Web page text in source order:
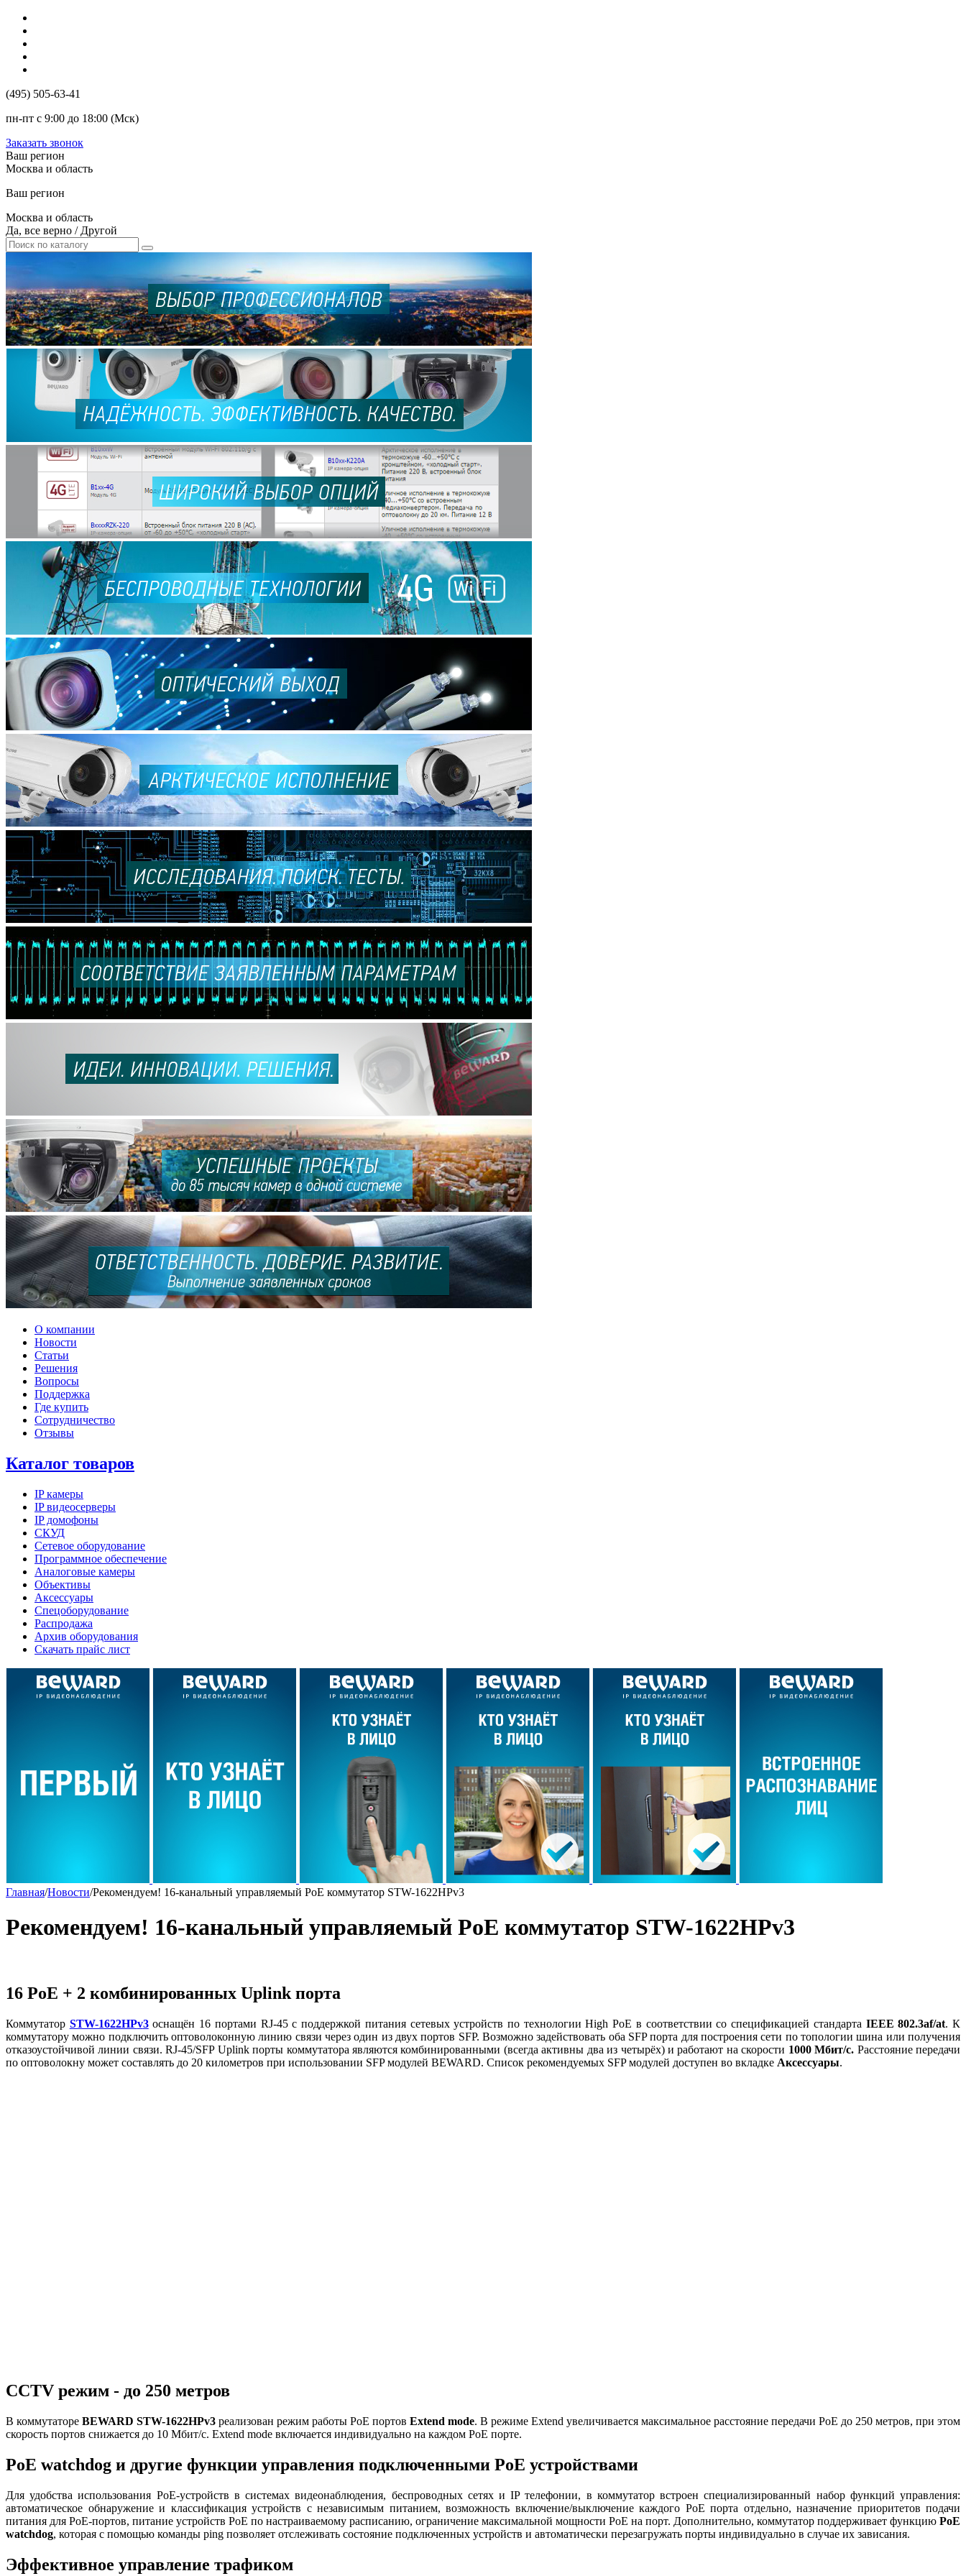
(495) 505-63-41
пн-пт с 9:00 до 18:00 (Мск)
Заказать звонок
Ваш регион
Москва и область
Ваш регион
Москва и область
Да, все верно / Другой
О компании
Новости
Статьи
Решения
Вопросы
Поддержка
Где купить
Сотрудничество
Отзывы
Каталог товаров
IP камеры
IP видеосерверы
IP домофоны
СКУД
Сетевое оборудование
Программное обеспечение
Аналоговые камеры
Объективы
Аксессуары
Спецоборудование
Распродажа
Архив оборудования
Скачать прайс лист
Главная/Новости/Рекомендуем! 16-канальный управляемый PoE коммутатор STW-1622HPv3
Рекомендуем! 16-канальный управляемый PoE коммутатор STW-1622HPv3
16 PoE + 2 комбинированных Uplink порта
Коммутатор STW-1622HPv3оснащён 16 портами RJ-45 с поддержкой питания сетевых устройств по технологии High PoE в соответствии со спецификацией стандарта IEEE 802.3af/at. К
коммутатору можно подключить оптоволоконную линию связи через один из двух портов SFP. Возможно задействовать оба SFP порта для построения сети по топологии шина или получения
отказоустойчивой линии связи. RJ-45/SFP Uplink порты коммутатора являются комбинированными (всегда активны два из четырёх) и работают на скорости 1000 Мбит/с. Расстояние передачи
по оптоволокну может составлять до 20 километров при использовании SFP модулей BEWARD. Список рекомендуемых SFP модулей доступен во вкладке Аксессуары.
CCTV режим - до 250 метров
В коммутаторе BEWARD STW-1622HPv3 реализован режим работы PoE портов Extend mode. В режиме Extend увеличивается максимальное расстояние передачи PoE до 250 метров, при этом
скорость портов снижается до 10 Мбит/с. Extend mode включается индивидуально на каждом PoE порте.
PoE watchdog и другие функции управления подключенными PoE устройствами
Для удобства использования PoE-устройств в системах видеонаблюдения, беспроводных сетях и IP телефонии, в коммутатор встроен специализированный набор функций управления:
автоматическое обнаружение и классификация устройств с независимым питанием, возможность включение/выключение каждого PoE порта отдельно, назначение приоритетов подачи
питания для PoE-портов, питание устройств PoE по настраиваемому расписанию, ограничение максимальной мощности PoE на порт. Дополнительно, коммутатор поддерживает функцию PoE
watchdog, которая с помощью команды ping позволяет отслеживать состояние подключенных устройств и автоматически перезагружать порты индивидуально в случае их зависания.
Эффективное управление трафиком